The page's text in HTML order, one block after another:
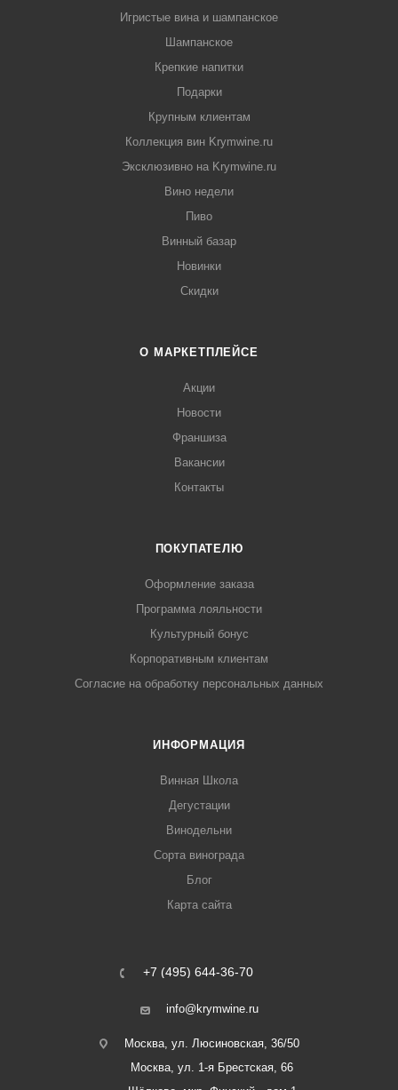
Игристые вина и шампанское
Шампанское
Крепкие напитки
Подарки
Крупным клиентам
Коллекция вин Krymwine.ru
Эксклюзивно на Krymwine.ru
Вино недели
Пиво
Винный базар
Новинки
Скидки
О МАРКЕТПЛЕЙСЕ
Акции
Новости
Франшиза
Вакансии
Контакты
ПОКУПАТЕЛЮ
Оформление заказа
Программа лояльности
Культурный бонус
Корпоративным клиентам
Согласие на обработку персональных данных
ИНФОРМАЦИЯ
Винная Школа
Дегустации
Винодельни
Сорта винограда
Блог
Карта сайта
+7 (495) 644-36-70
info@krymwine.ru
Москва, ул. Люсиновская, 36/50
Москва, ул. 1-я Брестская, 66